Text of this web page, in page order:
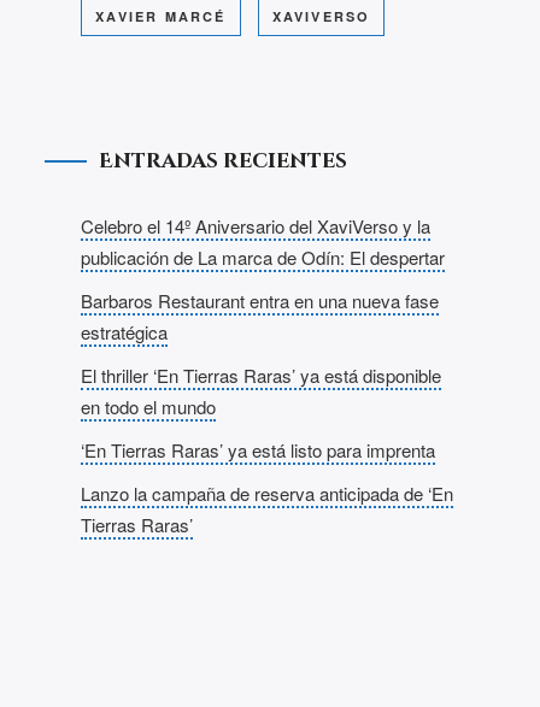
XAVIER MARCÉ XAVIVERSO
Entradas recientes
Celebro el 14º Aniversario del XaviVerso y la
publicación de La marca de Odín: El despertar
Barbaros Restaurant entra en una nueva fase
estratégica
El thriller ‘En Tierras Raras’ ya está disponible
en todo el mundo
‘En Tierras Raras’ ya está listo para imprenta
Lanzo la campaña de reserva anticipada de ‘En
Tierras Raras’